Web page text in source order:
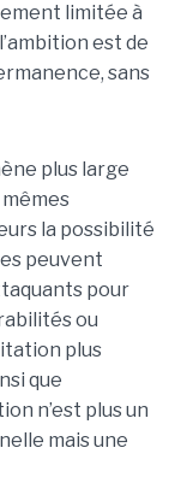
limitée à
est de
sans
plus large
la possibilité
peuvent
pour
ou
plus
que
n’est plus un
mais une